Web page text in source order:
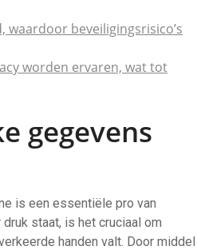
beveiligingsrisico’s
worden ervaren, wat tot
gegevens
is een essentiële pro van
staat, is het cruciaal om
handen valt. Door middel